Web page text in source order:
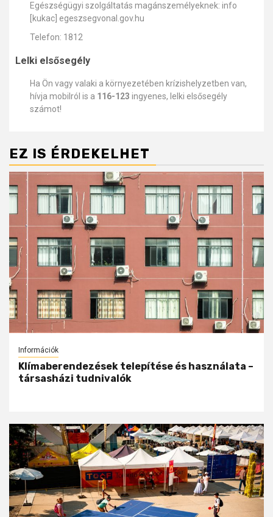
Egészségügyi szolgáltatás magánszemélyeknek: info
[kukac] egeszsegvonal.gov.hu
Telefon: 1812
Lelki elsősegély
Ha Ön vagy valaki a környezetében krízishelyzetben van,
hívja mobilról is a 116-123 ingyenes, lelki elsősegély
számot!
EZ IS ÉRDEKELHET
Információk
Klímaberendezések telepítése és használata –
társasházi tudnivalók